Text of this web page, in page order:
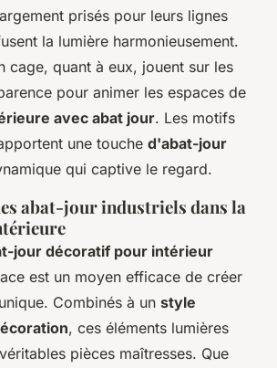
prisés pour leurs lignes
la lumière harmonieusement.
cage, quant à eux, jouent sur les
pour animer les espaces de
avec abat jour. Les motifs
une touche d'abat-jour
qui captive le regard.
abat-jour industriels dans la
jour décoratif pour intérieur
est un moyen efficace de créer
Combinés à un style
, ces éléments lumières
pièces maîtresses. Que